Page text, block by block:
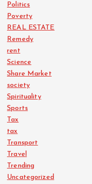
Politics
Poverty
REAL ESTATE
Remedy
rent
Science
Share Market
society
Spirituality
Sports
Tax
tax
Transport
Travel
Trending
Uncategorized